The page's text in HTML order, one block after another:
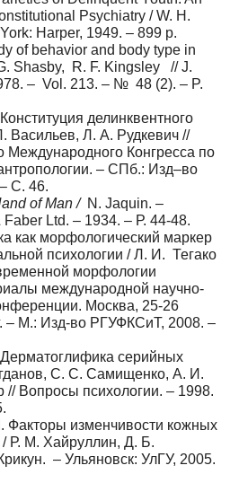
Psychiatry / W. H.
Harper, 1949. – 899 p.
of behavior and body type in
Shasby, R. F. Kingsley // J.
– Vol. 213. – № 48 (2). – P.
делинквентного
Васильев, Л. А. Рудкевич //
Международного Конгресса по
– СПб.: Изд–во
С. 46.
of Man / N. Jaquin. –
Ltd. – 1934. – Р. 44-48.
как морфологический маркер
психологии / Л. И. Тегако
морфологии
международной научно-
Москва, 25-26
. – М.: Изд-во РГУФКСиТ, 2008. –
серийных
С. С. Самищенко, А. И.
Вопросы психологии. – 1998.
Факторы изменчивости кожных
/ Р. М. Хайруллин, Д. Б.
– Ульяновск: УлГУ, 2005.